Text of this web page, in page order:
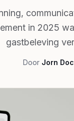
in 2025
gastbeleving
Door Jorn